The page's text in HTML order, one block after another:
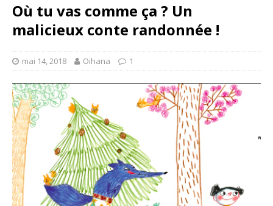
Où tu vas comme ça ? Un
malicieux conte randonnée !
mai 14, 2018 Oihana 1